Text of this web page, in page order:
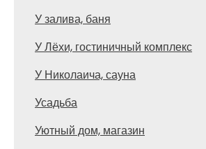
У залива, баня
У Лёхи, гостиничный комплекс
У Николаича, сауна
Усадьба
Уютный дом, магазин